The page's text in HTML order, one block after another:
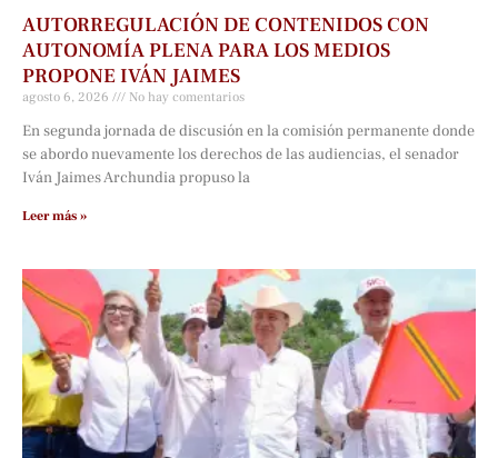
AUTORREGULACIÓN DE CONTENIDOS CON
AUTONOMÍA PLENA PARA LOS MEDIOS
PROPONE IVÁN JAIMES
agosto 6, 2026 No hay comentarios
En segunda jornada de discusión en la comisión permanente donde
se abordo nuevamente los derechos de las audiencias, el senador
Iván Jaimes Archundia propuso la
Leer más »